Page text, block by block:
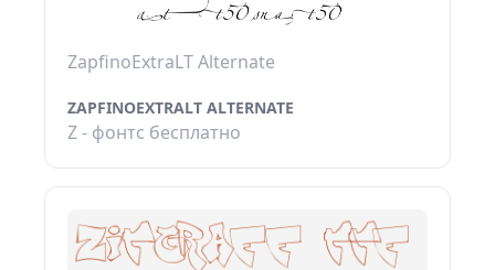
ZapfinoExtraLT Alternate
ZAPFINOEXTRALT ALTERNATE
Z - фонтс бесплатно